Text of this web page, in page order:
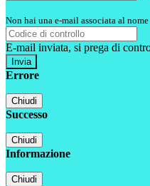
Non hai una e-mail associata al
E-mail inviata, si prega di
Errore
Chiudi
Successo
Chiudi
Informazione
Chiudi